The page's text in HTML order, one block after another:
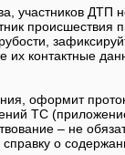
участников ДТП
происшествия
их контактные
оформит
ТС
– не
о